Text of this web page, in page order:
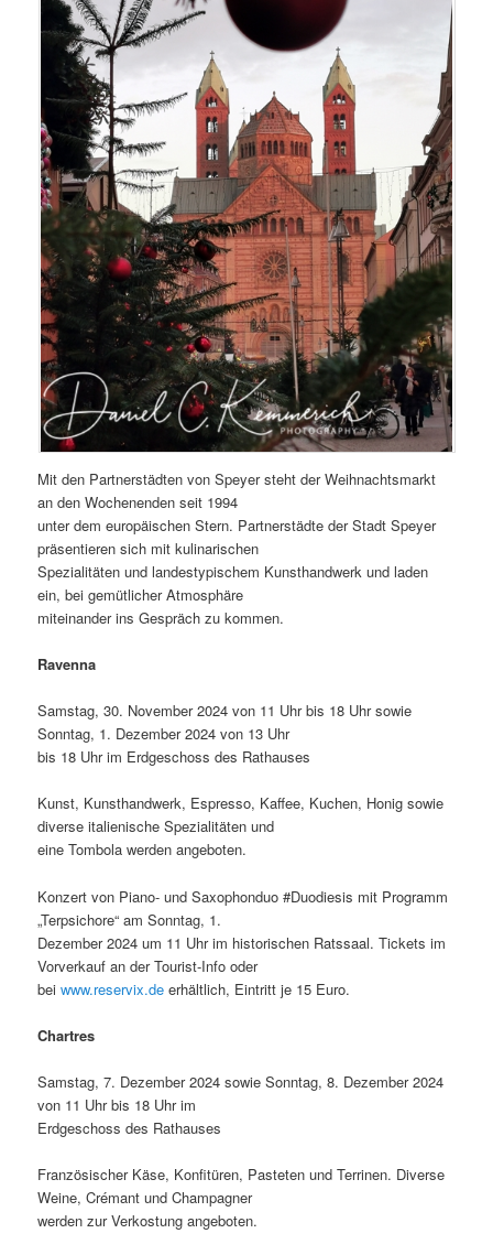
Mit den Partnerstädten von Speyer steht der Weihnachtsmarkt
an den Wochenenden seit 1994
unter dem europäischen Stern. Partnerstädte der Stadt Speyer
präsentieren sich mit kulinarischen
Spezialitäten und landestypischem Kunsthandwerk und laden
ein, bei gemütlicher Atmosphäre
miteinander ins Gespräch zu kommen.
Ravenna
Samstag, 30. November 2024 von 11 Uhr bis 18 Uhr sowie
Sonntag, 1. Dezember 2024 von 13 Uhr
bis 18 Uhr im Erdgeschoss des Rathauses
Kunst, Kunsthandwerk, Espresso, Kaffee, Kuchen, Honig sowie
diverse italienische Spezialitäten und
eine Tombola werden angeboten.
Konzert von Piano- und Saxophonduo #Duodiesis mit Programm
„Terpsichore“ am Sonntag, 1.
Dezember 2024 um 11 Uhr im historischen Ratssaal. Tickets im
Vorverkauf an der Tourist-Info oder
beiwww.reservix.de erhältlich, Eintritt je 15 Euro.
Chartres
Samstag, 7. Dezember 2024 sowie Sonntag, 8. Dezember 2024
von 11 Uhr bis 18 Uhr im
Erdgeschoss des Rathauses
Französischer Käse, Konfitüren, Pasteten und Terrinen. Diverse
Weine, Crémant und Champagner
werden zur Verkostung angeboten.